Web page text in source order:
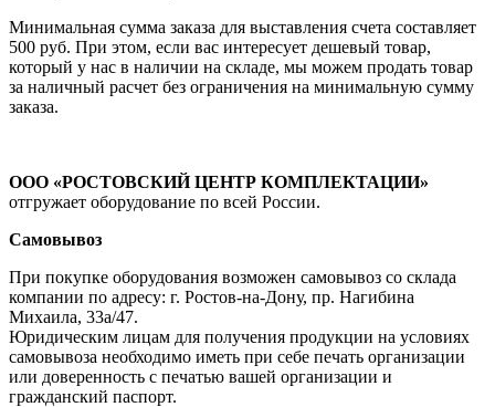
Минимальная сумма заказа для выставления счета составляет
500 руб. При этом, если вас интересует дешевый товар,
который у нас в наличии на складе, мы можем продать товар
за наличный расчет без ограничения на минимальную сумму
заказа.
ООО «РОСТОВСКИЙ ЦЕНТР КОМПЛЕКТАЦИИ»
отгружает оборудование по всей России.
Самовывоз
При покупке оборудования возможен самовывоз со склада
компании по адресу: г. Ростов-на-Дону, пр. Нагибина
Михаила, 33а/47.
Юридическим лицам для получения продукции на условиях
самовывоза необходимо иметь при себе печать организации
или доверенность с печатью вашей организации и
гражданский паспорт.